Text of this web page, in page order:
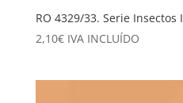
RO 4329/33. Serie
2,10€ IVA INCLUÍDO